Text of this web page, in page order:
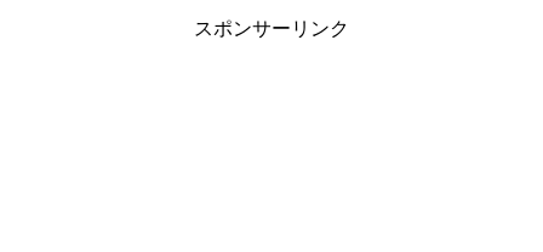
スポンサーリンク